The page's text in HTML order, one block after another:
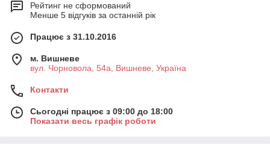
Рейтинг не сформований
Менше 5 відгуків за останній рік
Працює з 31.10.2016
м. Вишневе
вул. Чорновола, 54а, Вишневе, Україна
Контакти
Сьогодні працює з 09:00 до 18:00
Показати весь графік роботи